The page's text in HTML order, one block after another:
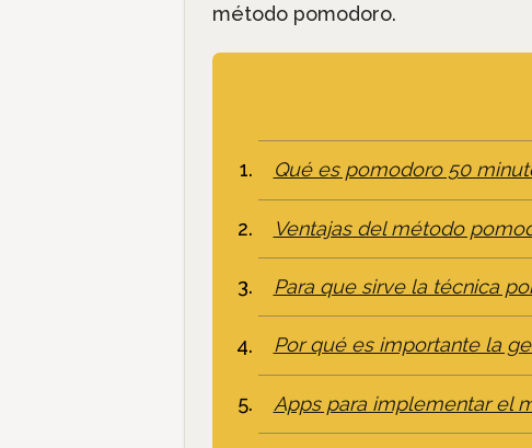
método pomodoro.
Qué es pomodoro 50
Ventajas del método
Para que sirve la técnica
Por qué es importante la
Apps para implementar el